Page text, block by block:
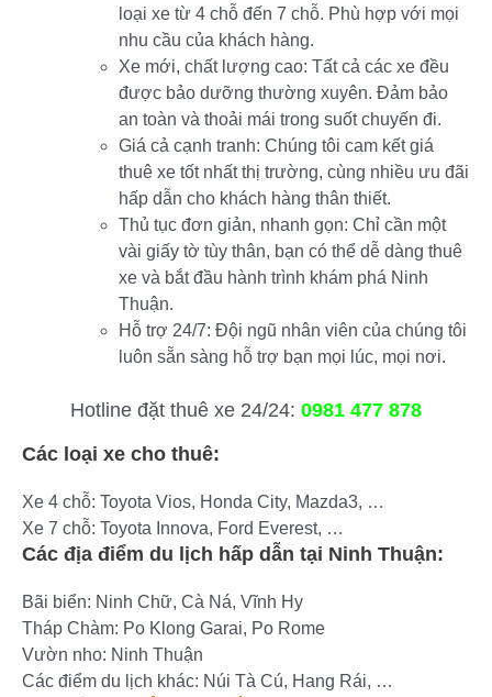
loại xe từ 4 chỗ đến 7 chỗ. Phù hợp với mọi
nhu cầu của khách hàng.
Xe mới, chất lượng cao: Tất cả các xe đều
được bảo dưỡng thường xuyên. Đảm bảo
an toàn và thoải mái trong suốt chuyến đi.
Giá cả cạnh tranh: Chúng tôi cam kết giá
thuê xe tốt nhất thị trường, cùng nhiều ưu đãi
hấp dẫn cho khách hàng thân thiết.
Thủ tục đơn giản, nhanh gọn: Chỉ cần một
vài giấy tờ tùy thân, bạn có thể dễ dàng thuê
xe và bắt đầu hành trình khám phá Ninh
Thuận.
Hỗ trợ 24/7: Đội ngũ nhân viên của chúng tôi
luôn sẵn sàng hỗ trợ bạn mọi lúc, mọi nơi.
Hotline đặt thuê xe 24/24: 0981 477 878
Các loại xe cho thuê:
Xe 4 chỗ: Toyota Vios, Honda City, Mazda3, …
Xe 7 chỗ: Toyota Innova, Ford Everest, …
Các địa điểm du lịch hấp dẫn tại Ninh Thuận:
Bãi biển: Ninh Chữ, Cà Ná, Vĩnh Hy
Tháp Chàm: Po Klong Garai, Po Rome
Vườn nho: Ninh Thuận
Các điểm du lịch khác: Núi Tà Cú, Hang Rái, …